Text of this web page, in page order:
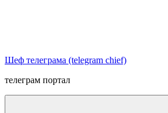
Шеф телеграма (telegram chief)
телеграм портал